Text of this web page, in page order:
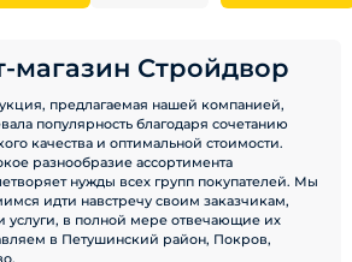
магазин Стройдвор
предлагаемая нашей компанией,
популярность благодаря сочетанию
качества и оптимальной стоимости.
разнообразие ассортимента
нужды всех групп покупателей. Мы
идти навстречу своим заказчикам,
услуги, в полной мере отвечающие их
в Петушинский район, Покров,